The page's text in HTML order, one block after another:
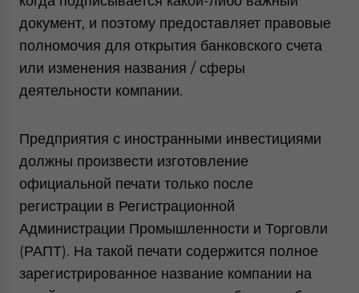
документ, и поэтому предоставляет правовые
полномочия для открытия банковского счета
или изменения названия / сферы
деятельности компании.
Предприятия с иностранными инвестициями
должны произвести изготовление
официальной печати только после
регистрации в Регистрационной
Администрации Промышленности и Торговли
(РАПТ). На такой печати содержится полное
зарегистрированное название компании на